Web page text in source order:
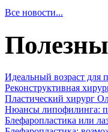
Все новости...
Идеальный возраст для
Реконструктивная
Пластический хирург
Нюансы липофилинга:
Блефаропластика или